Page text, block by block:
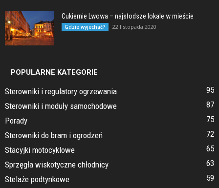
Cukiernie Lwowa – najsłodsze lokale w mieście
Gdzie wyjechać? 22 listopada 2020
POPULARNE KATEGORIE
Sterowniki i regulatory ogrzewania
95
Sterowniki i moduły samochodowe
87
Porady
75
Sterowniki do bram i ogrodzeń
72
Stacyjki motocyklowe
65
Sprzęgła wiskotyczne chłodnicy
63
Stelaże podtynkowe
59